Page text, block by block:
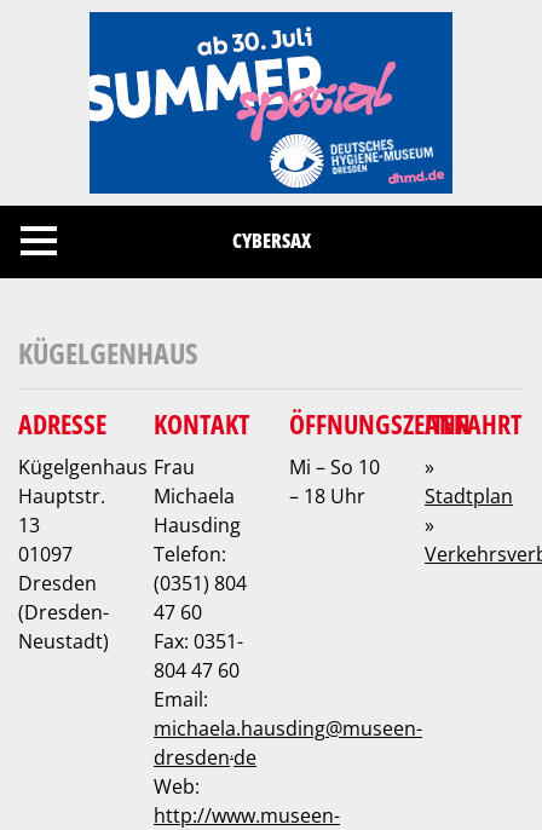
CYBERSAX
KÜGELGENHAUS
ADRESSE
Kügelgenhaus
Hauptstr.
13
01097
Dresden
(Dresden-
Neustadt)
KONTAKT
Frau
Michaela
Hausding
Telefon:
(0351) 804
47 60
Fax: 0351-
804 47 60
Email:
michaela.hausding@museen-
dresden.de
Web:
http://www.museen-
ÖFFNUNGSZEITEN
Mi – So 10
– 18 Uhr
ANFAHRT
»
Stadtplan
»
Cookies management panel